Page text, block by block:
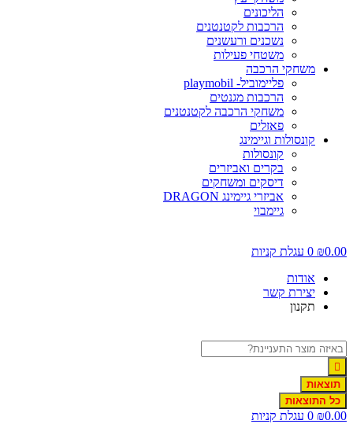
הליכונים
הרכבות לקטנטנים
נשכנים ורעשנים
משטחי פעילות
משחקי הרכבה
פליימוביל- playmobil
הרכבות מגנטים
משחקי הרכבה לקטנטנים
פאזלים
קונסולות וגיימינג
קונסולות
בקרים ואביזרים
דיסקים ומשחקים
אביזרי גיימינג DRAGON
גיימבוי
₪
0 עגלת קניות
אודות
יצירת קשר
תקנון
תוצאות
כל התוצאות
₪
0 עגלת קניות